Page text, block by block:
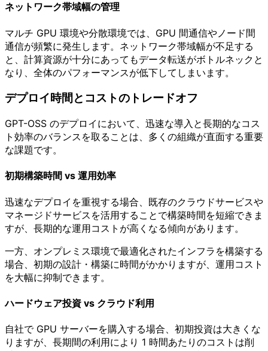
ネットワーク帯域幅の管理
マルチ GPU 環境や分散環境では、GPU 間通信やノード間
通信が頻繁に発生します。ネットワーク帯域幅が不足する
と、計算資源が十分にあってもデータ転送がボトルネックと
なり、全体のパフォーマンスが低下してしまいます。
デプロイ時間とコストのトレードオフ
GPT-OSS のデプロイにおいて、迅速な導入と長期的なコス
ト効率のバランスを取ることは、多くの組織が直面する重要
な課題です。
初期構築時間 vs 運用効率
迅速なデプロイを重視する場合、既存のクラウドサービスや
マネージドサービスを活用することで構築時間を短縮できま
すが、長期的な運用コストが高くなる傾向があります。
一方、オンプレミス環境で最適化されたインフラを構築する
場合、初期の設計・構築に時間がかかりますが、運用コスト
を大幅に抑制できます。
ハードウェア投資 vs クラウド利用
自社で GPU サーバーを購入する場合、初期投資は大きくな
りますが、長期間の利用により 1 時間あたりのコストは削